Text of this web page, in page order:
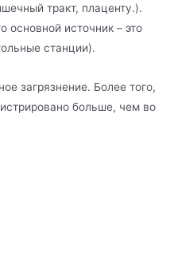
тракт, плаценту.).
основной источник – это
станции).
загрязнение. Более того,
больше, чем во